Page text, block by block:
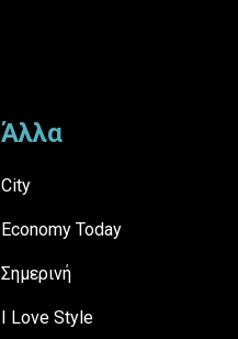
Άλλα
City
Economy Today
Σημερινή
I Love Style